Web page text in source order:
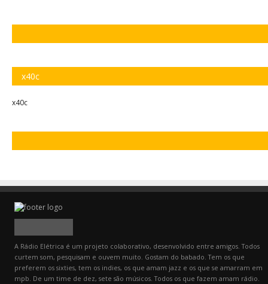
x40c
x40c
A Rádio Elétrica é um projeto colaborativo, desenvolvido entre amigos. Todos
curtem som, pesquisam e ouvem muito. Gostam do babado. Tem os que
preferem os sixties, tem os indies, os que amam jazz e os que se amarram em
mpb. De um time de dez, sete são músicos. Todos os que fazem amam rádio.